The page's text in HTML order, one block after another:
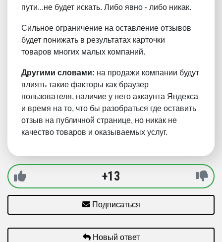
пути...не будет искать. Либо явно - либо никак.
Сильное ограничение на оставление отзывов
будет понижать в результатах карточки
товаров многих малых компаний.
Другими словами: на продажи компании будут
влиять такие факторы как браузер
пользователя, наличие у него аккаунта Яндекса
и время на то, что бы разобраться где оставить
отзыв на публичной странице, но никак не
качество товаров и оказываемых услуг.
+13
Подписаться
Новый ответ